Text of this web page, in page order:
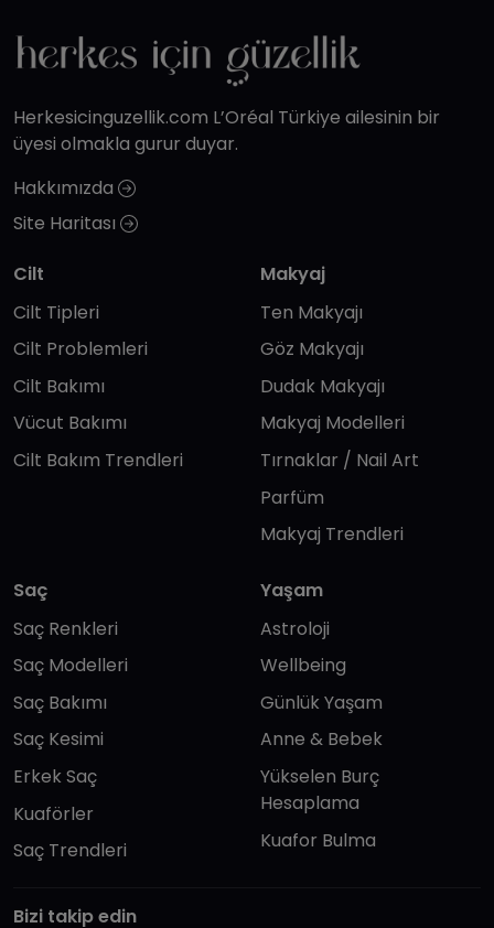
Herkesicinguzellik.com L’Oréal Türkiye ailesinin bir
üyesi olmakla gurur duyar.
Hakkımızda
Site Haritası
Cilt
Cilt Tipleri
Cilt Problemleri
Cilt Bakımı
Vücut Bakımı
Cilt Bakım Trendleri
Makyaj
Ten Makyajı
Göz Makyajı
Dudak Makyajı
Makyaj Modelleri
Tırnaklar / Nail Art
Parfüm
Makyaj Trendleri
Saç
Saç Renkleri
Saç Modelleri
Saç Bakımı
Saç Kesimi
Erkek Saç
Kuaförler
Saç Trendleri
Yaşam
Astroloji
Wellbeing
Günlük Yaşam
Anne & Bebek
Yükselen Burç
Hesaplama
Kuafor Bulma
Bizi takip edin